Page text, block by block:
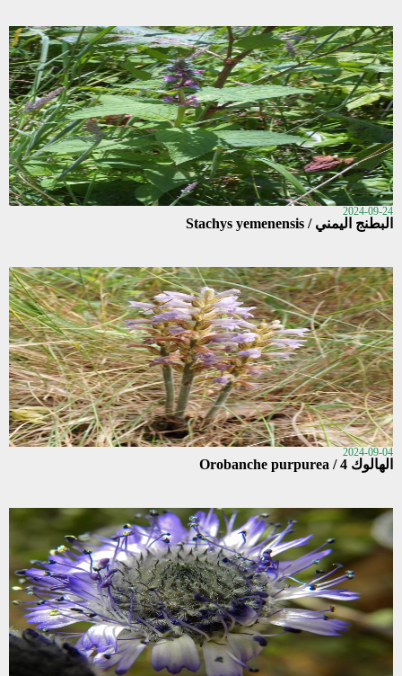
2024-09-24
البطنج اليمني / Stachys yemenensis
2024-09-04
الهالوك 4 / Orobanche purpurea